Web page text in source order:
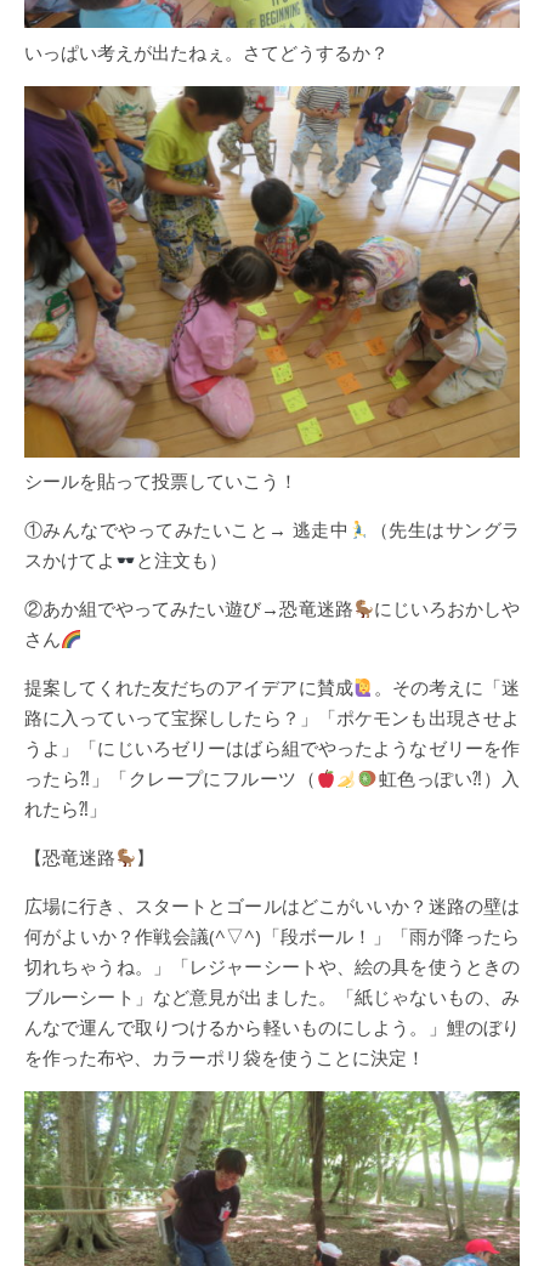
いっぱい考えが出たねぇ。さてどうするか？
シールを貼って投票していこう！
①みんなでやってみたいこと→ 逃走中
（先生はサングラ
スかけてよ
と注文も）
②あか組でやってみたい遊び→恐竜迷路
にじいろおかしや
さん
提案してくれた友だちのアイデアに賛成
。その考えに「迷
路に入っていって宝探ししたら？」「ポケモンも出現させよ
うよ」「にじいろゼリーはばら組でやったようなゼリーを作
ったら⁈」「クレープにフルーツ（
虹色っぽい⁈）入
れたら⁈」
【恐竜迷路
】
広場に行き、スタートとゴールはどこがいいか？迷路の壁は
何がよいか？作戦会議(^▽^)「段ボール！」「雨が降ったら
切れちゃうね。」「レジャーシートや、絵の具を使うときの
ブルーシート」など意見が出ました。「紙じゃないもの、み
んなで運んで取りつけるから軽いものにしよう。」鯉のぼり
を作った布や、カラーポリ袋を使うことに決定！